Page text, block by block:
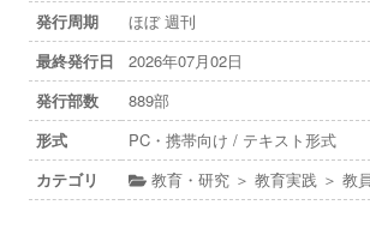
発行周期
ほぼ 週刊
最終発行日
2026年07月02日
発行部数
889部
形式
PC・携帯向け / テキスト形式
カテゴリ
教育・研究 ＞ 教育実践 ＞ 教